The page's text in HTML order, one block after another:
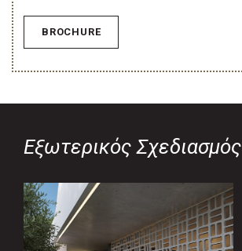
BROCHURE
Εξωτερικός Σχεδιασμός